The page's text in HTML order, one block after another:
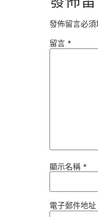
發佈留言必須
留言 *
顯示名稱 *
電子郵件地址